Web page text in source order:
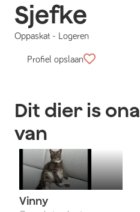
Sjefke
Oppaskat - Logeren
Profiel opslaan
Dit dier is
van
Vinny